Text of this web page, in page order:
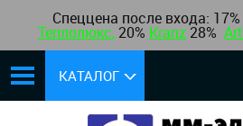
Спеццена после входа: 17%
Теплолюкс, 20% Kranz 28%
КАТАЛОГ